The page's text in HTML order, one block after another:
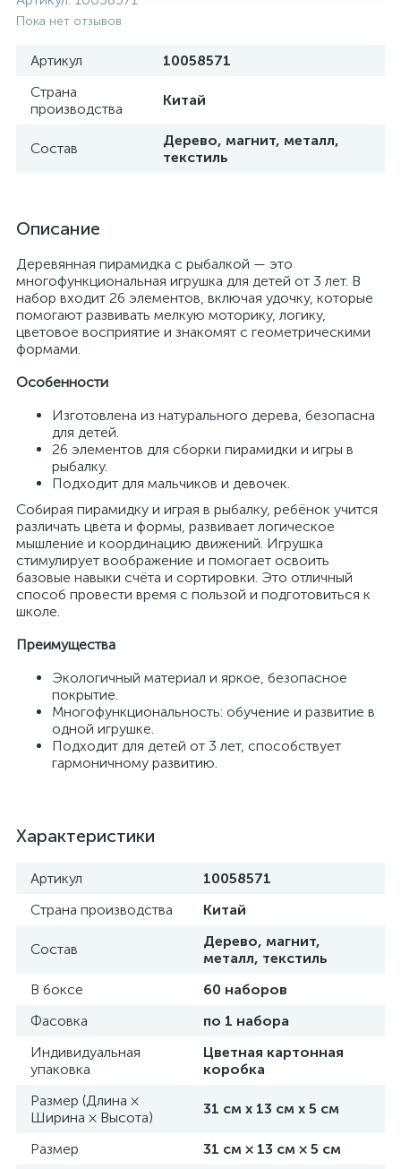
Пока нет отзывов
Артикул
10058571
Страна
производства
Китай
Состав
Дерево, магнит, металл,
текстиль
Описание
Деревянная пирамидка с рыбалкой — это
многофункциональная игрушка для детей от 3 лет. В
набор входит 26 элементов, включая удочку, которые
помогают развивать мелкую моторику, логику,
цветовое восприятие и знакомят с геометрическими
формами.
Особенности
Изготовлена из натурального дерева, безопасна
для детей.
26 элементов для сборки пирамидки и игры в
рыбалку.
Подходит для мальчиков и девочек.
Собирая пирамидку и играя в рыбалку, ребёнок учится
различать цвета и формы, развивает логическое
мышление и координацию движений. Игрушка
стимулирует воображение и помогает освоить
базовые навыки счёта и сортировки. Это отличный
способ провести время с пользой и подготовиться к
школе.
Преимущества
Экологичный материал и яркое, безопасное
покрытие.
Многофункциональность: обучение и развитие в
одной игрушке.
Подходит для детей от 3 лет, способствует
гармоничному развитию.
Характеристики
Артикул
10058571
Страна производства
Китай
Состав
Дерево, магнит,
металл, текстиль
В боксе
60 наборов
Фасовка
по 1 набора
Индивидуальная
упаковка
Цветная картонная
коробка
Размер (Длина ×
Ширина × Высота)
31 см х 13 см х 5 см
Размер 31 см × 13 см × 5 см